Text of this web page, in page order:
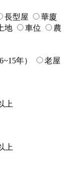
長型屋
華廈
地 車位
農
年）
老屋
上
上